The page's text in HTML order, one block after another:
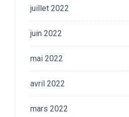
juillet 2022
juin 2022
mai 2022
avril 2022
mars 2022